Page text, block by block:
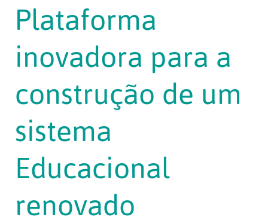
Plataforma
inovadora para a
construção de um
sistema
Educacional
renovado